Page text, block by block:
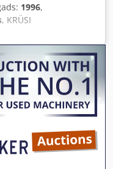
1996,
, KRÜSI
ražošanas līnija,
Komplektā ietilpst: -
horizontālai un
- Gropju frēzes
galds 6 m - Izvades
/ guļbūvju
Maschinenbau AG,
ekspluatācijai
un guļbūvju
vienā darba ciklā: -